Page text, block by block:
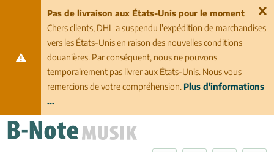
Pas de livraison aux États-Unis pour le moment
Chers clients, DHL a suspendu l'expédition de marchandises
vers les États-Unis en raison des nouvelles conditions
douanières. Par conséquent, nous ne pouvons
temporairement pas livrer aux États-Unis. Nous vous
remercions de votre compréhension. Plus d'informations
...